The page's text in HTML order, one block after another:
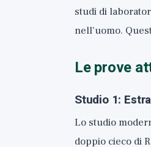
studi di
nell'uomo.
Le prove
Studio 1:
Lo studio
doppio cieco di